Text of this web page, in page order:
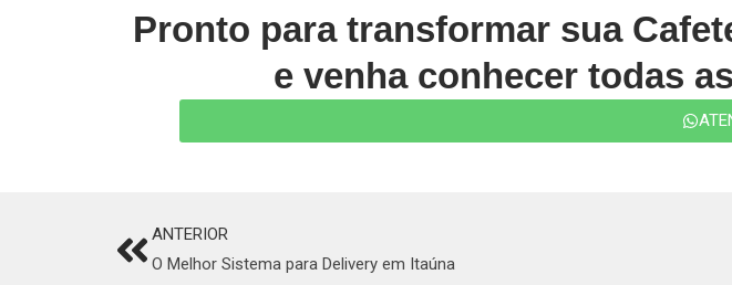
Pronto para transformar sua
e venha conhecer todas
PrevANTERIOR
O Melhor Sistema para Delivery em Itaúna